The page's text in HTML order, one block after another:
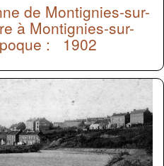
de Montignies-sur-
à Montignies-sur-
: 1902